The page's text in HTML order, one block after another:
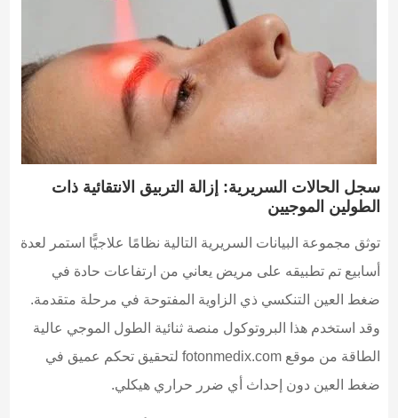
سجل الحالات السريرية: إزالة التربيق الانتقائية ذات
الطولين الموجيين
توثق مجموعة البيانات السريرية التالية نظامًا علاجيًّا استمر لعدة
أسابيع تم تطبيقه على مريض يعاني من ارتفاعات حادة في
ضغط العين التنكسي ذي الزاوية المفتوحة في مرحلة متقدمة.
وقد استخدم هذا البروتوكول منصة ثنائية الطول الموجي عالية
الطاقة من موقع fotonmedix.com لتحقيق تحكم عميق في
ضغط العين دون إحداث أي ضرر حراري هيكلي.